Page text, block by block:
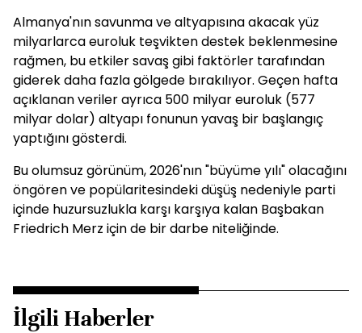
Almanya'nın savunma ve altyapısına akacak yüz
milyarlarca euroluk teşvikten destek beklenmesine
rağmen, bu etkiler savaş gibi faktörler tarafından
giderek daha fazla gölgede bırakılıyor. Geçen hafta
açıklanan veriler ayrıca 500 milyar euroluk (577
milyar dolar) altyapı fonunun yavaş bir başlangıç ​​
yaptığını gösterdi.
Bu olumsuz görünüm, 2026'nın "büyüme yılı" olacağını
öngören ve popülaritesindeki düşüş nedeniyle parti
içinde huzursuzlukla karşı karşıya kalan Başbakan
Friedrich Merz için de bir darbe niteliğinde.
İlgili Haberler